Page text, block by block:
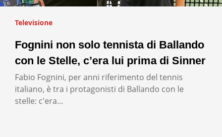
Televisione
Fognini non solo tennista di Ballando
con le Stelle, c’era lui prima di Sinner
Fabio Fognini, per anni riferimento del tennis
italiano, è tra i protagonisti di Ballando con le
stelle: c'era…